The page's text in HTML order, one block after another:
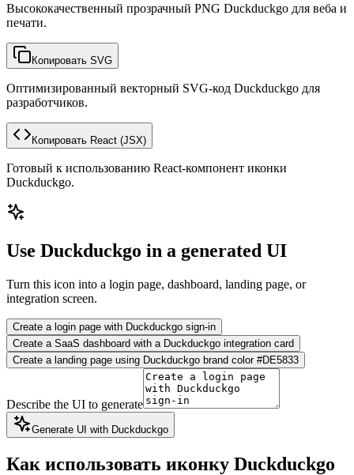
Высококачественный прозрачный PNG Duckduckgo для веба и
печати.
Копировать SVG
Оптимизированный векторный SVG-код Duckduckgo для
разработчиков.
Копировать React (JSX)
Готовый к использованию React-компонент иконки
Duckduckgo.
Use Duckduckgo in a generated UI
Turn this icon into a login page, dashboard, landing page, or
integration screen.
Create a login page with Duckduckgo sign-in
Create a SaaS dashboard with a Duckduckgo integration card
Create a landing page using Duckduckgo brand color #DE5833
Describe the UI to generate
Generate UI with Duckduckgo
Как использовать иконку Duckduckgo